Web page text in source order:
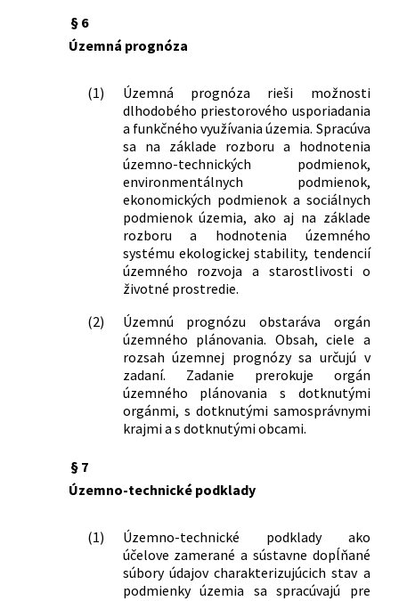
20/2003 Z. z.
ktorým sa mení a dopĺňa nariadenie
z., ktorým sa vyhlasuje záväzná časť
územného plánu veľkého územného
celku Bratislavský kraj v znení
nariadenia vlády Slovenskej republiky č.
336/2001 Z. z.
111/2003 Z. z.
Nariadenie vlády Slovenskej republiky,
ktorým sa mení a dopĺňa nariadenie
vlády Slovenskej republiky č. 183/1998
Z. z., ktorým sa vyhlasuje záväzná časť
územného plánu veľkého územného
celku Trnavský kraj a o zmene a
doplnení nariadenia vlády Slovenskej
republiky č. 216/1998 Z. z., ktorým sa
vyhlasuje záväzná časť územného
plánu veľkého územného celku
Prešovský kraj v znení nariadenia vlády
Slovenskej republiky č. 679/2002 Z. z.
547/2003 Z. z.
Vyhláška Ministerstva výstavby a
regionálneho rozvoja Slovenskej
osvedčovaní osobitného kvalifikačného
stavebného úradu
461/2011 Z. z.
Nariadenie vlády Slovenskej republiky,
ktorým sa vyhlasujú zmeny a doplnky
záväznej časti Koncepcie územného
§ 6
Územná prognóza
(1)
Územná prognóza rieši možnosti
dlhodobého priestorového usporiadania
a funkčného využívania územia. Spracúva
sa na základe rozboru a hodnotenia
územno-technických podmienok,
environmentálnych podmienok,
ekonomických podmienok a sociálnych
podmienok územia, ako aj na základe
rozboru a hodnotenia územného
systému ekologickej stability, tendencií
územného rozvoja a starostlivosti o
životné prostredie.
(2)
Územnú prognózu obstaráva orgán
územného plánovania. Obsah, ciele a
rozsah územnej prognózy sa určujú v
zadaní. Zadanie prerokuje orgán
územného plánovania s dotknutými
orgánmi, s dotknutými samosprávnymi
krajmi a s dotknutými obcami.
§ 7
Územno-technické podklady
(1)
Územno-technické podklady ako
účelove zamerané a sústavne dopĺňané
súbory údajov charakterizujúcich stav a
podmienky územia sa spracúvajú pre